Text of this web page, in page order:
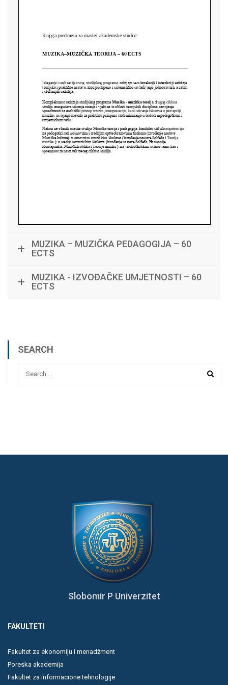
MUZIKA – MUZIČKA PEDAGOGIJA – 60
ECTS
MUZIKA - IZVOĐAČKE UMJETNOSTI – 60
ECTS
SEARCH
Slobomir P Univerzitet
FAKULTETI
Fakultet za ekonomiju i menadžment
Poreska akademija
Fakultet za informacione tehnologije